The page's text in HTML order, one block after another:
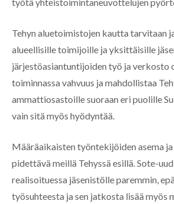
Tehyn aluetoimistojen kautta tarvitaan
alueellisille toimijoille ja yksittäisille
järjestöasiantuntijoiden työ ja verkosto
toiminnassa vahvuus ja mahdollistaa
ammattiosastoille suoraan eri puolille
vain sitä myös hyödyntää.
Määräaikaisten työntekijöiden asema
pidettävä meillä Tehyssä esillä. Sote-
realisoituessa jäsenistölle paremmin,
työsuhteesta ja sen jatkosta lisää myös